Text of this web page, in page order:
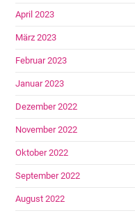
April 2023
März 2023
Februar 2023
Januar 2023
Dezember 2022
November 2022
Oktober 2022
September 2022
August 2022